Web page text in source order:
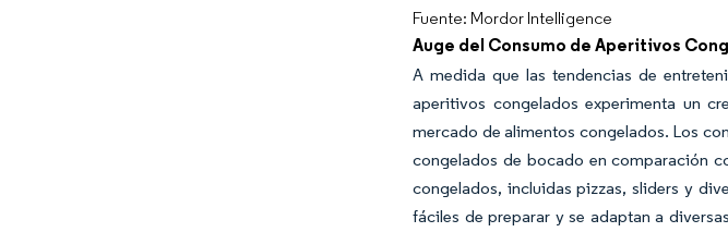
Fuente: Mordor Intelligence
Auge del Consumo de Aperitivos
A medida que las tendencias de
aperitivos congelados experimenta un
mercado de alimentos congelados. Los
congelados de bocado en comparación
congelados, incluidas pizzas, sliders y
fáciles de preparar y se adaptan a